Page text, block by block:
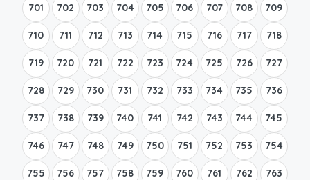
701 702 703 704 705 706 707 708 709
710 711 712 713 714 715 716 717 718
719 720 721 722 723 724 725 726 727
728 729 730 731 732 733 734 735 736
737 738 739 740 741 742 743 744 745
746 747 748 749 750 751 752 753 754
755 756 757 758 759 760 761 762 763